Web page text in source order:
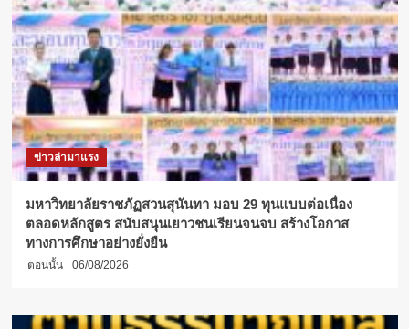
ข่าวล่ามาแรง
มหาวิทยาลัยราชภัฏสวนสุนันทา มอบ 29 ทุนแบบต่อเนื่อง
ตลอดหลักสูตร สนับสนุนเยาวชนเรียนจนจบ สร้างโอกาส
ทางการศึกษาอย่างยั่งยืน
ตอนนั้น 06/08/2026